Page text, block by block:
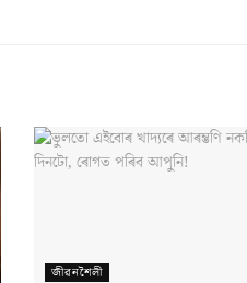
জীৱনশৈলী